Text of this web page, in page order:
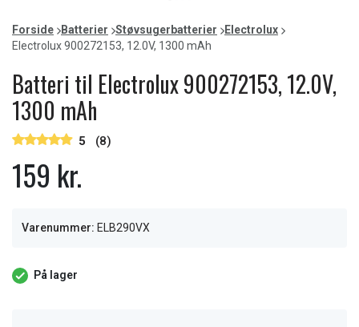
item
0
item
1
item
2
item
3
of
4
Forside Batterier Støvsugerbatterier
Electrolux
Electrolux 900272153, 12.0V, 1300 mAh
Batteri til Electrolux 900272153, 12.0V,
1300 mAh
5 (8)
159 kr.
Varenummer: ELB290VX
På lager